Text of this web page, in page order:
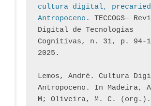
cultura digital,
Antropoceno . TECCOGS—
Digital de Tecnologias
Cognitivas, n. 31, p. 94-
2025.
Lemos, André. Cultura
Antropoceno. In Madeira,
M; Oliveira, M. C. (org.).